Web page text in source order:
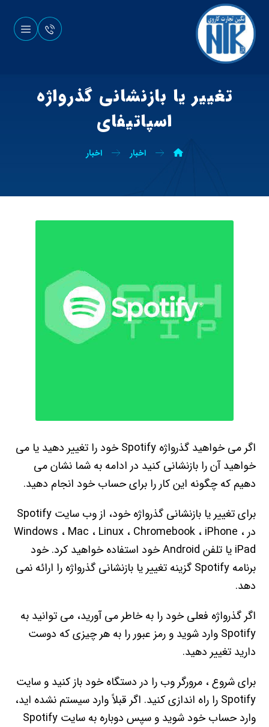
تغییر یا بازنشانی گذرواژه
اسپاتیفای
اخبار اخبار
اگر می خواهید گذرواژه Spotify خود را تغییر دهید یا می
خواهید آن را بازنشانی کنید در ادامه به شما نشان می
دهیم که چگونه این کار را برای حساب خود انجام دهید.
برای تغییر یا بازنشانی گذرواژه خود، از وب سایت Spotify
در Windows ، Mac ، Linux ، Chromebook ، iPhone ،
iPad یا تلفن Android خود استفاده خواهید کرد. خود
برنامه Spotify گزینه تغییر یا بازنشانی گذرواژه را ارائه نمی
دهد.
اگر گذرواژه فعلی خود را به خاطر می آورید، می توانید به
Spotify وارد شوید و رمز عبور را به هر چیزی که دوست
دارید تغییر دهید.
برای شروع ، مرورگر وب را در دستگاه خود باز کنید و سایت
Spotify را راه اندازی کنید. اگر قبلاً وارد سیستم نشده اید،
وارد حساب خود شوید و سپس دوباره به سایت Spotify